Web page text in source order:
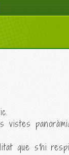
vistes
que s'hi